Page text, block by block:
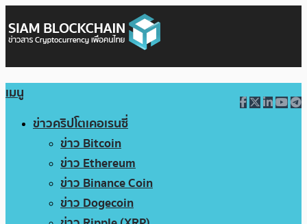
เมนู
ข่าวคริปโตเคอเรนซี่
ข่าว Bitcoin
ข่าว Ethereum
ข่าว Binance Coin
ข่าว Dogecoin